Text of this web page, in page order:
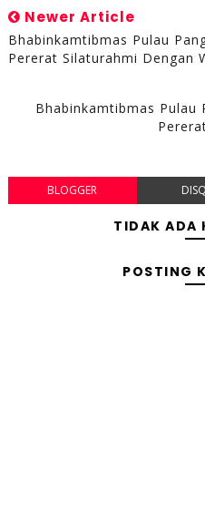
Newer Article
Bhabinkamtibmas Pulau
Pererat Silaturahmi Dengan
Bhabinkamtibmas Pulau
BLOGGER
TIDAK ADA
POSTING